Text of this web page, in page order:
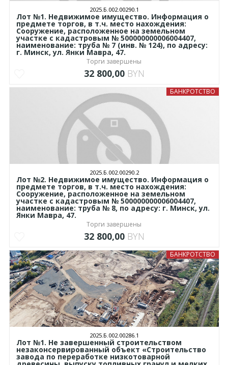
2025.Б.002.00290.1
Лот №1. Недвижимое имущество. Информация о
предмете торгов, в т.ч. место нахождения:
Сооружение, расположенное на земельном
участке с кадастровым № 500000000006004407,
наименование: труба № 7 (инв. № 124), по адресу:
г. Минск, ул. Янки Мавра, 47.
Торги завершены
32 800,00 BYN
БАНКРОТСТВО
2025.Б.002.00290.2
Лот №2. Недвижимое имущество. Информация о
предмете торгов, в т.ч. место нахождения:
Сооружение, расположенное на земельном
участке с кадастровым № 500000000006004407,
наименование: труба № 8, по адресу: г. Минск, ул.
Янки Мавра, 47.
Торги завершены
32 800,00 BYN
БАНКРОТСТВО
2025.Б.002.00286.1
Лот №1. Не завершенный строительством
незаконсервированный объект «Строительство
завода по переработке низкотоварной